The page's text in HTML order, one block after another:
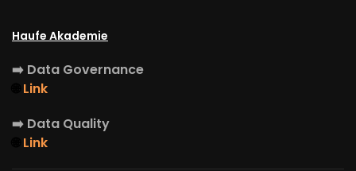
Haufe Akademie
➡️ Data Governance
Link
➡️ Data Quality
Link